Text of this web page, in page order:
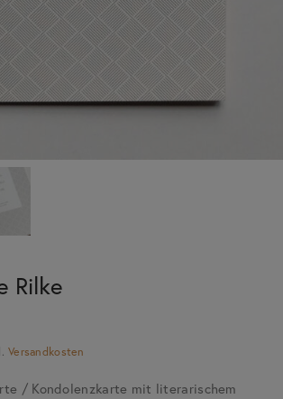
Rilke
Versandkosten
/ Kondolenzkarte mit literarischem